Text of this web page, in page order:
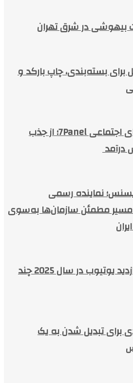
بیهوشی در شرق تهران
برای بسته‌بندی، چاپ بارکد و
خدمات شبکه‌های اجتماعی 7Panel؛ از جذب
درآمد
نماینده رسمی
مطمئن سازمان‌ها به‌سوی
درآمد هر 1000 بازدید یوتیوب در سال 2025 چند
برای تبدیل شدن به یک